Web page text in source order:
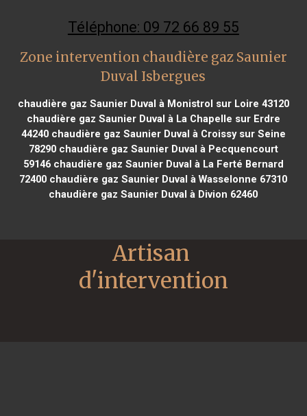
Téléphone: 09 72 66 89 55
Zone intervention chaudière gaz Saunier
Duval Isbergues
chaudière gaz Saunier Duval à Monistrol sur Loire 43120
chaudière gaz Saunier Duval à La Chapelle sur Erdre
44240chaudière gaz Saunier Duval à Croissy sur Seine
78290chaudière gaz Saunier Duval à Pecquencourt
59146chaudière gaz Saunier Duval à La Ferté Bernard
72400 chaudière gaz Saunier Duval à Wasselonne 67310
chaudière gaz Saunier Duval à Divion 62460
Artisan
d'intervention